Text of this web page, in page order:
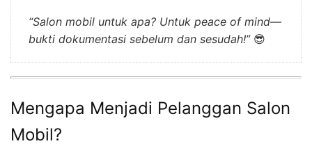
“Salon mobil untuk apa? Untuk peace of mind—
bukti dokumentasi sebelum dan sesudah!”😎
Mengapa Menjadi Pelanggan Salon
Mobil?